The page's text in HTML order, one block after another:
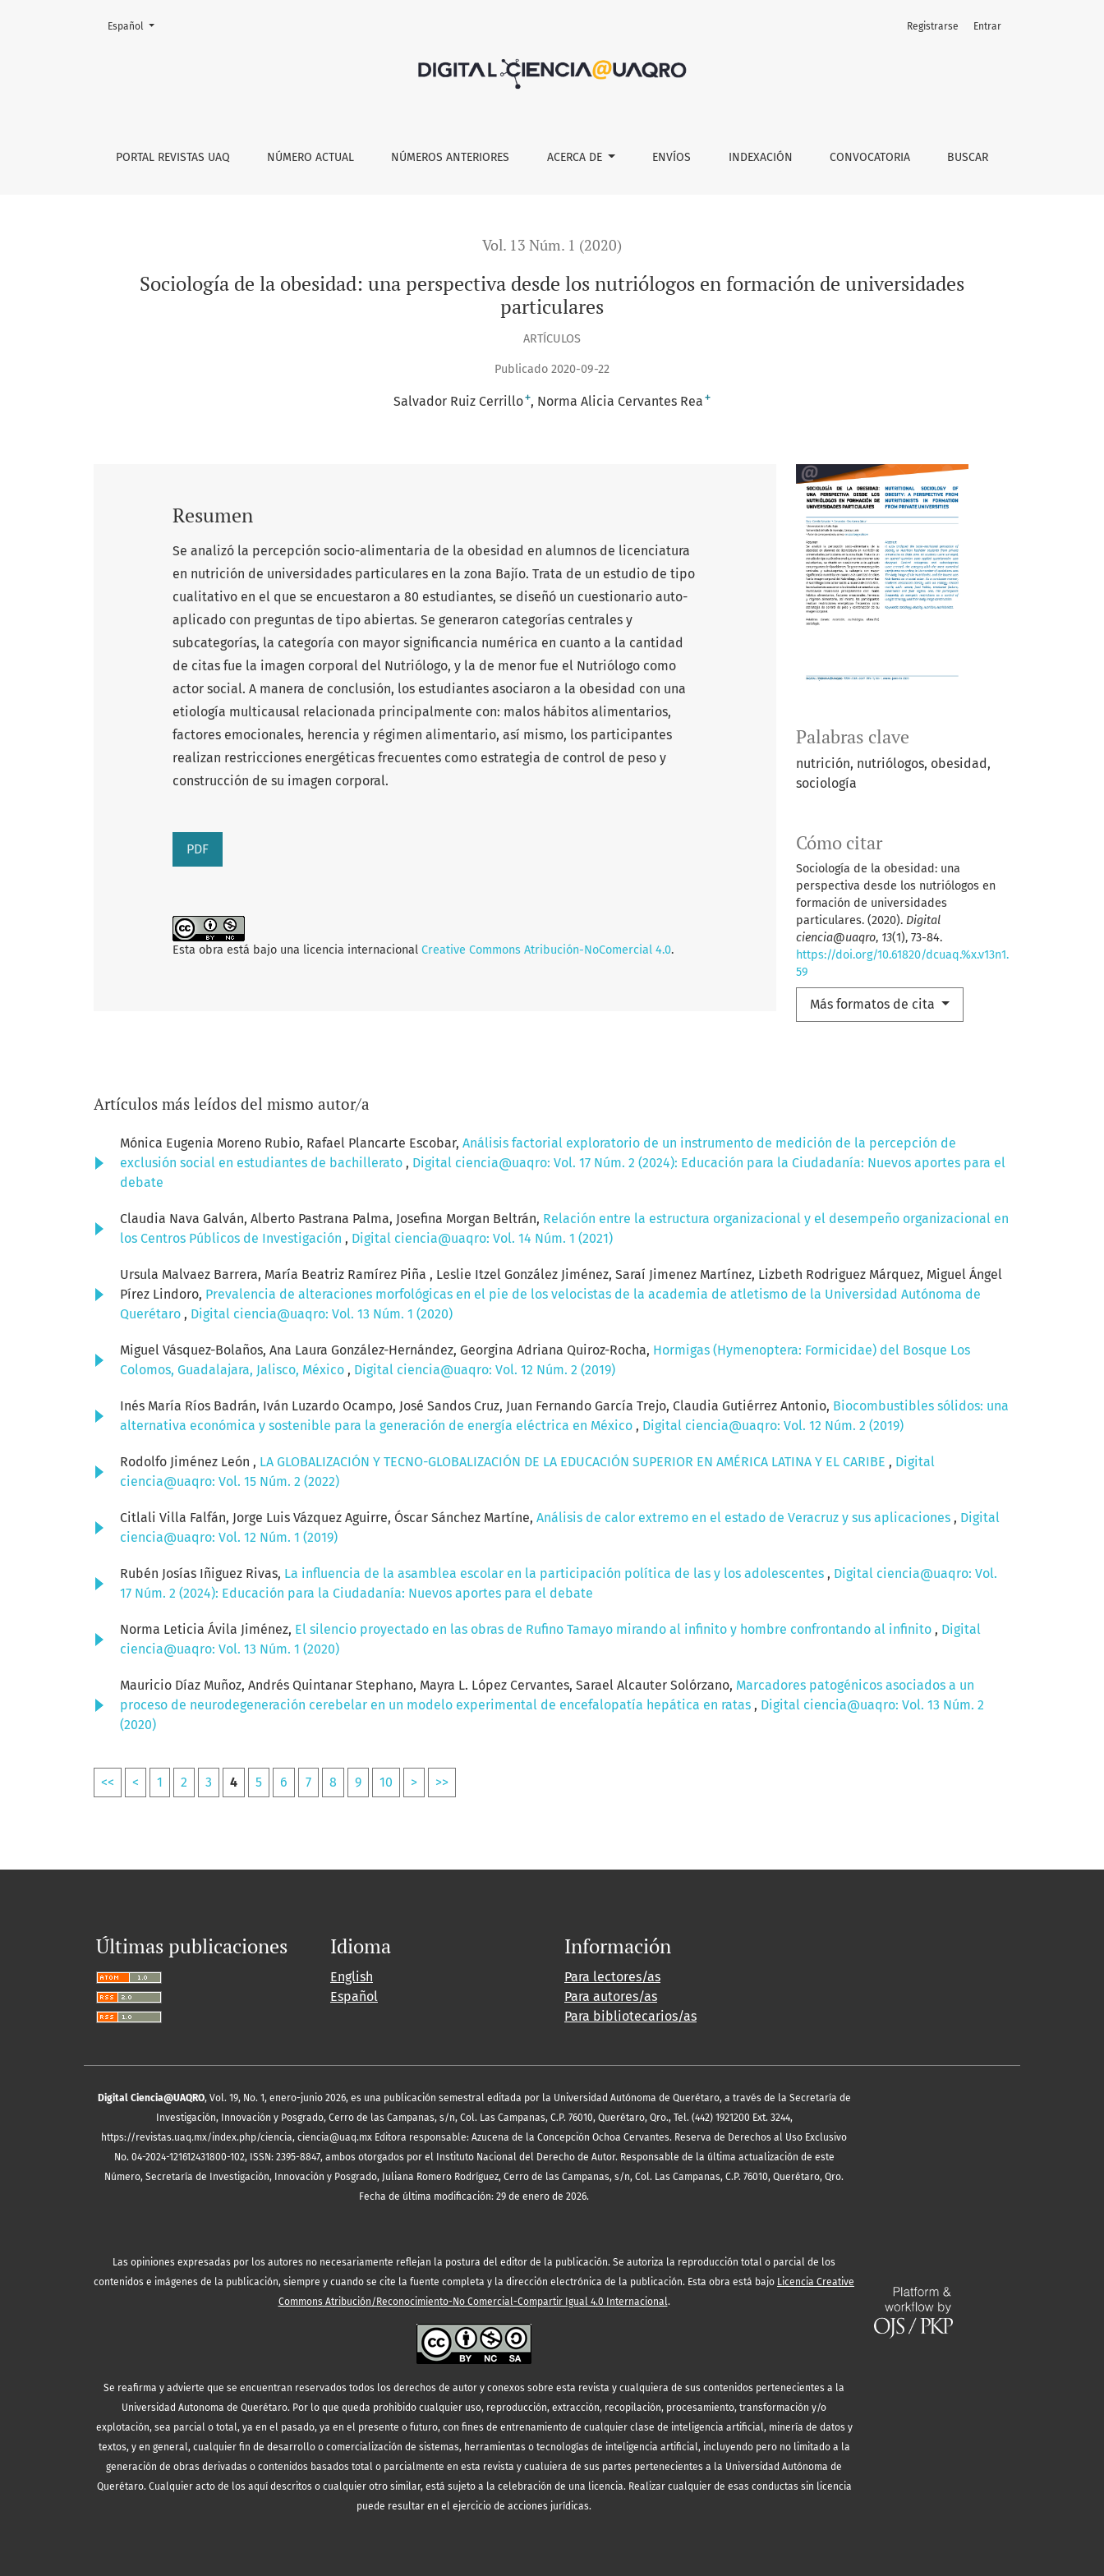
Sociología de la obesidad: una perspectiva desde los nutriólogos en formación de universidades particulares
PORTAL REVISTAS UAQ NÚMERO ACTUAL NÚMEROS ANTERIORES ACERCA DE ENVÍOS INDEXACIÓN CONVOCATORIA BUSCAR
Registrarse Entrar
Cambiar el idioma. El actual es:
Español
Vol. 13 Núm. 1 (2020)
Sociología de la obesidad: una perspectiva desde los nutriólogos en formación de universidades
particulares
ARTÍCULOS
Publicado 2020-09-22
Salvador Ruiz Cerrillo+ Norma Alicia Cervantes Rea +
Palabras clave
nutrición, nutriólogos, obesidad,
sociología
Cómo citar
Sociología de la obesidad: una
perspectiva desde los nutriólogos en
formación de universidades
particulares. (2020). Digital
ciencia@uaqro, 13(1), 73-84.
https://doi.org/10.61820/dcuaq.%x.v13n1.
59
Más formatos de cita
Resumen
Se analizó la percepción socio-alimentaria de la obesidad en alumnos de licenciatura
en nutrición de universidades particulares en la zona Bajío. Trata de un estudio de tipo
cualitativo en el que se encuestaron a 80 estudiantes, se diseñó un cuestionario auto-
aplicado con preguntas de tipo abiertas. Se generaron categorías centrales y
subcategorías, la categoría con mayor significancia numérica en cuanto a la cantidad
de citas fue la imagen corporal del Nutriólogo, y la de menor fue el Nutriólogo como
actor social. A manera de conclusión, los estudiantes asociaron a la obesidad con una
etiología multicausal relacionada principalmente con: malos hábitos alimentarios,
factores emocionales, herencia y régimen alimentario, así mismo, los participantes
realizan restricciones energéticas frecuentes como estrategia de control de peso y
construcción de su imagen corporal.
PDF
Esta obra está bajo una licencia internacional Creative Commons Atribución-NoComercial 4.0.
Artículos más leídos del mismo autor/a
Mónica Eugenia Moreno Rubio, Rafael Plancarte Escobar, Análisis factorial exploratorio de un instrumento de medición de la percepción de
exclusión social en estudiantes de bachillerato , Digital ciencia@uaqro: Vol. 17 Núm. 2 (2024): Educación para la Ciudadanía: Nuevos aportes para el
debate
Claudia Nava Galván, Alberto Pastrana Palma, Josefina Morgan Beltrán, Relación entre la estructura organizacional y el desempeño organizacional en
los Centros Públicos de Investigación , Digital ciencia@uaqro: Vol. 14 Núm. 1 (2021)
Ursula Malvaez Barrera, María Beatriz Ramírez Piña , Leslie Itzel González Jiménez, Saraí Jimenez Martínez, Lizbeth Rodriguez Márquez, Miguel Ángel
Pírez Lindoro, Prevalencia de alteraciones morfológicas en el pie de los velocistas de la academia de atletismo de la Universidad Autónoma de
Querétaro , Digital ciencia@uaqro: Vol. 13 Núm. 1 (2020)
Miguel Vásquez-Bolaños, Ana Laura González-Hernández, Georgina Adriana Quiroz-Rocha, Hormigas (Hymenoptera: Formicidae) del Bosque Los
Colomos, Guadalajara, Jalisco, México , Digital ciencia@uaqro: Vol. 12 Núm. 2 (2019)
Inés María Ríos Badrán, Iván Luzardo Ocampo, José Sandos Cruz, Juan Fernando García Trejo, Claudia Gutiérrez Antonio, Biocombustibles sólidos: una
alternativa económica y sostenible para la generación de energía eléctrica en México , Digital ciencia@uaqro: Vol. 12 Núm. 2 (2019)
Rodolfo Jiménez León , LA GLOBALIZACIÓN Y TECNO-GLOBALIZACIÓN DE LA EDUCACIÓN SUPERIOR EN AMÉRICA LATINA Y EL CARIBE , Digital
ciencia@uaqro: Vol. 15 Núm. 2 (2022)
Citlali Villa Falfán, Jorge Luis Vázquez Aguirre, Óscar Sánchez Martíne, Análisis de calor extremo en el estado de Veracruz y sus aplicaciones , Digital
ciencia@uaqro: Vol. 12 Núm. 1 (2019)
Rubén Josías Iñiguez Rivas, La influencia de la asamblea escolar en la participación política de las y los adolescentes , Digital ciencia@uaqro: Vol.
17 Núm. 2 (2024): Educación para la Ciudadanía: Nuevos aportes para el debate
Norma Leticia Ávila Jiménez, El silencio proyectado en las obras de Rufino Tamayo mirando al infinito y hombre confrontando al infinito , Digital
ciencia@uaqro: Vol. 13 Núm. 1 (2020)
Mauricio Díaz Muñoz, Andrés Quintanar Stephano, Mayra L. López Cervantes, Sarael Alcauter Solórzano, Marcadores patogénicos asociados a un
proceso de neurodegeneración cerebelar en un modelo experimental de encefalopatía hepática en ratas , Digital ciencia@uaqro: Vol. 13 Núm. 2
(2020)
<< < 1 2 3 4 5 6 7 8 9 10 > >>
Últimas publicaciones Idioma
English
Español
Información
Para lectores/as
Para autores/as
Para bibliotecarios/as
Digital Ciencia@UAQRO, Vol. 19, No. 1, enero-junio 2026, es una publicación semestral editada por la Universidad Autónoma de Querétaro, a través de la Secretaría de
Investigación, Innovación y Posgrado, Cerro de las Campanas, s/n, Col. Las Campanas, C.P. 76010, Querétaro, Qro., Tel. (442) 1921200 Ext. 3244,
https://revistas.uaq.mx/index.php/ciencia, ciencia@uaq.mx Editora responsable: Azucena de la Concepción Ochoa Cervantes. Reserva de Derechos al Uso Exclusivo
No. 04-2024-121612431800-102, ISSN: 2395-8847, ambos otorgados por el Instituto Nacional del Derecho de Autor. Responsable de la última actualización de este
Número, Secretaría de Investigación, Innovación y Posgrado, Juliana Romero Rodríguez, Cerro de las Campanas, s/n, Col. Las Campanas, C.P. 76010, Querétaro, Qro.
Fecha de última modificación: 29 de enero de 2026.
Las opiniones expresadas por los autores no necesariamente reflejan la postura del editor de la publicación. Se autoriza la reproducción total o parcial de los
contenidos e imágenes de la publicación, siempre y cuando se cite la fuente completa y la dirección electrónica de la publicación. Esta obra está bajo Licencia Creative
Commons Atribución/Reconocimiento-No Comercial-Compartir Igual 4.0 Internacional.
Se reafirma y advierte que se encuentran reservados todos los derechos de autor y conexos sobre esta revista y cualquiera de sus contenidos pertenecientes a la
Universidad Autonoma de Querétaro. Por lo que queda prohibido cualquier uso, reproducción, extracción, recopilación, procesamiento, transformación y/o
explotación, sea parcial o total, ya en el pasado, ya en el presente o futuro, con fines de entrenamiento de cualquier clase de inteligencia artificial, minería de datos y
textos, y en general, cualquier fin de desarrollo o comercialización de sistemas, herramientas o tecnologías de inteligencia artificial, incluyendo pero no limitado a la
generación de obras derivadas o contenidos basados total o parcialmente en esta revista y cualuiera de sus partes pertenecientes a la Universidad Autónoma de
Querétaro. Cualquier acto de los aquí descritos o cualquier otro similar, está sujeto a la celebración de una licencia. Realizar cualquier de esas conductas sin licencia
puede resultar en el ejercicio de acciones jurídicas.